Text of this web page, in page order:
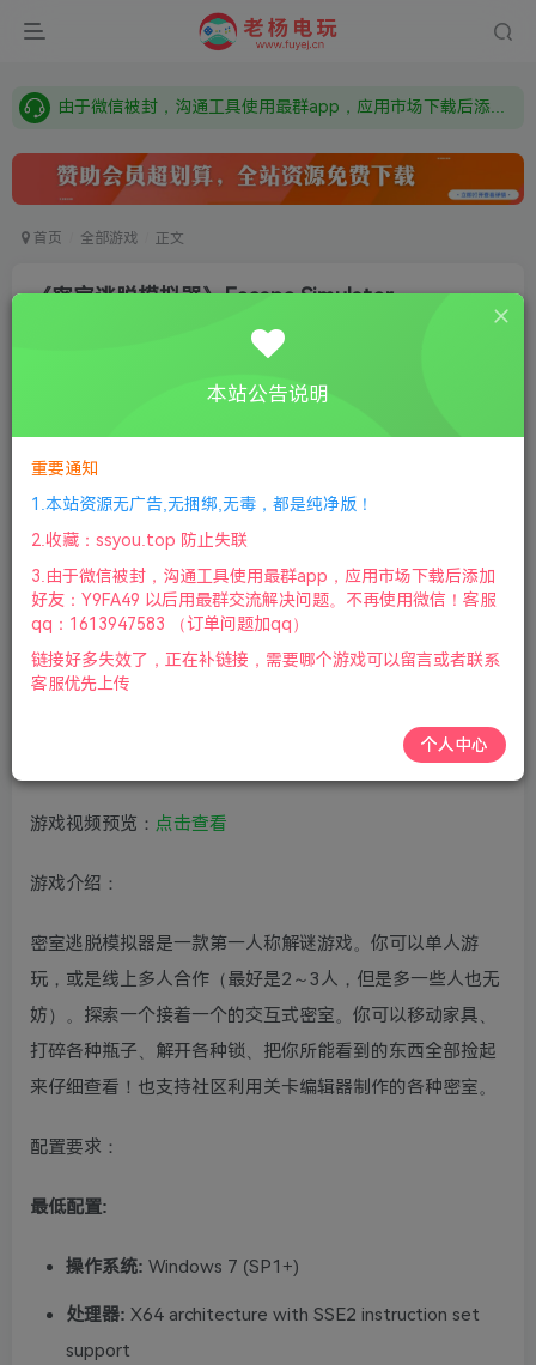
需要什么游戏请联系客服，若链接失效请联系客服，百度网盘边上的激活码也是解压密码
由于微信被封，沟通工具使用最群app，应用市场下载后添加好友：Y9FA49 以后用最群交流解决问题。不再使用微信！
首页 全部游戏 正文
《密室逃脱模拟器》Escape Simulator
①下载安装教程 ②下载安装视频教程 ③ 游戏运行
版本介绍：v34136r|容量32GB|官方简体中文|支持键盘.鼠
标|2024年11月15号更新
激活码 366665
度盘
游戏视频预览： 点击查看
游戏介绍：
密室逃脱模拟器是一款第一人称解谜游戏。你可以单人游
玩，或是线上多人合作（最好是2～3人，但是多一些人也无
妨）。探索一个接着一个的交互式密室。你可以移动家具、
打碎各种瓶子、解开各种锁、把你所能看到的东西全部捡起
来仔细查看！也支持社区利用关卡编辑器制作的各种密室。
配置要求：
最低配置:
操作系统: Windows 7 (SP1+)
处理器: X64 architecture with SSE2 instruction set
support
本站公告说明
重要通知
1.本站资源无广告,无捆绑,无毒，都是纯净版！
2.收藏：ssyou.top 防止失联
3.由于微信被封，沟通工具使用最群app，应用市场下载后添加
好友：Y9FA49 以后用最群交流解决问题。不再使用微信！客服
qq：1613947583 （订单问题加qq）
链接好多失效了，正在补链接，需要哪个游戏可以留言或者联系
客服优先上传
个人中心